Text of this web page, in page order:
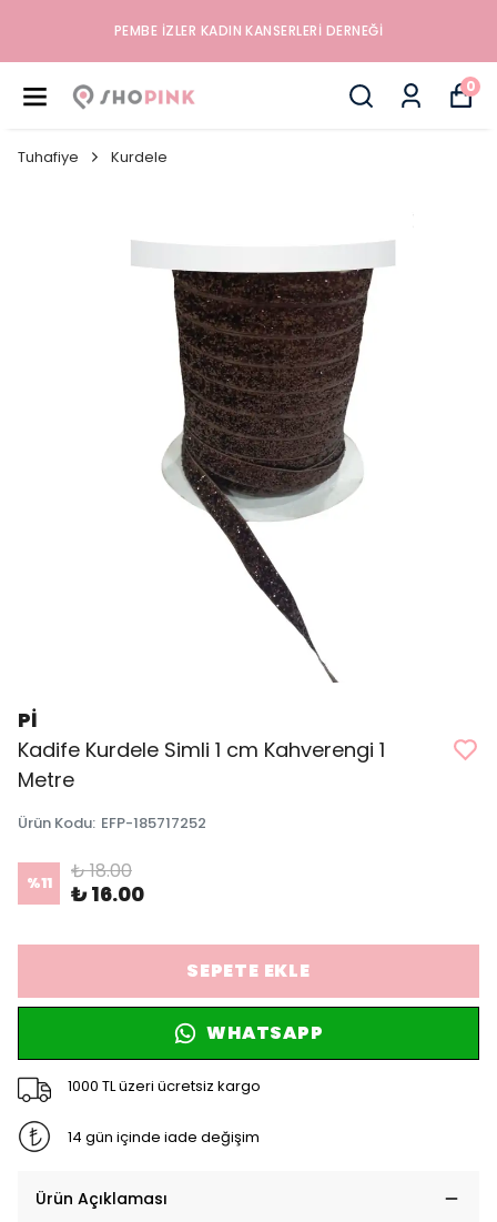
PEMBE İZLER KADIN KANSERLERI DERNEĞI
0
Tuhafiye Kurdele
Pİ
Kadife Kurdele Simli 1 cm Kahverengi 1
Metre
Ürün Kodu: EFP-185717252
%11 ₺ 18.00
₺ 16.00
SEPETE EKLE
WHATSAPP
1000 TL üzeri ücretsiz kargo
14 gün içinde iade değişim
Ürün Açıklaması